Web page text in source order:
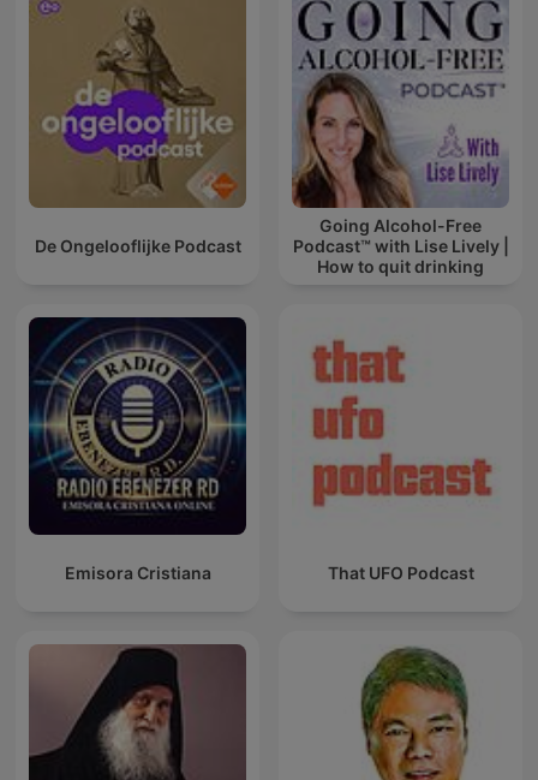
Going Alcohol-Free
Podcast™ with Lise Lively |
How to quit drinking
De Ongelooflijke Podcast
That UFO Podcast
Emisora Cristiana